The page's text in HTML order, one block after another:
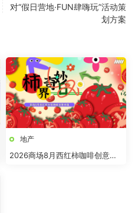
对“假日营地·FUN肆嗨玩”活动策
划方案
地产
2026商场8月西红柿咖啡创意市